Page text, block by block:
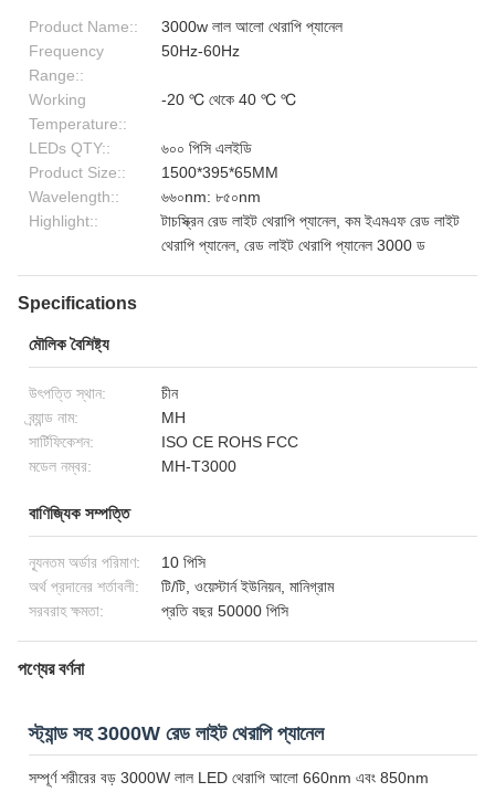
Product Name::
3000w লাল আলো থেরাপি প্যানেল
Frequency
Range::
50Hz-60Hz
Working
Temperature::
-20 ℃ থেকে 40 ℃ ℃
LEDs QTY::
৬০০ পিসি এলইডি
Product Size::
1500*395*65MM
Wavelength::
৬৬০nm: ৮৫০nm
Highlight::
টাচস্ক্রিন রেড লাইট থেরাপি প্যানেল, কম ইএমএফ রেড লাইট
থেরাপি প্যানেল, রেড লাইট থেরাপি প্যানেল 3000 ড
Specifications
মৌলিক বৈশিষ্ট্য
উৎপত্তি স্থান:
চীন
ব্র্যান্ড নাম:
MH
সার্টিফিকেশন:
ISO CE ROHS FCC
মডেল নম্বর:
MH-T3000
বাণিজ্যিক সম্পত্তি
ন্যূনতম অর্ডার পরিমাণ:
10 পিসি
অর্থ প্রদানের শর্তাবলী:
টি/টি, ওয়েস্টার্ন ইউনিয়ন, মানিগ্রাম
সরবরাহ ক্ষমতা:
প্রতি বছর 50000 পিসি
পণ্যের বর্ণনা
স্ট্যান্ড সহ 3000W রেড লাইট থেরাপি প্যানেল
সম্পূর্ণ শরীরের বড় 3000W লাল LED থেরাপি আলো 660nm এবং 850nm